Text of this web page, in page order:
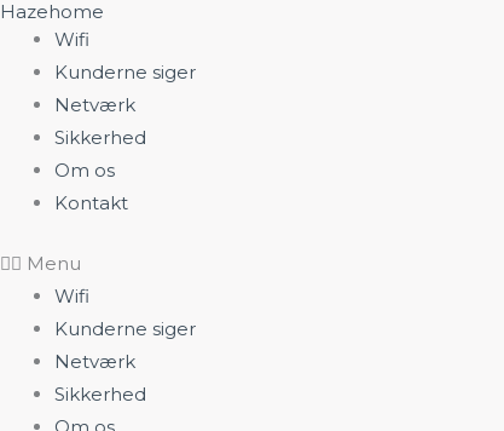
Gå
indholdet
Hazehome
Wifi
Kunderne siger
Netværk
Sikkerhed
Om os
Kontakt
Menu
Wifi
Kunderne siger
Netværk
Sikkerhed
Om os